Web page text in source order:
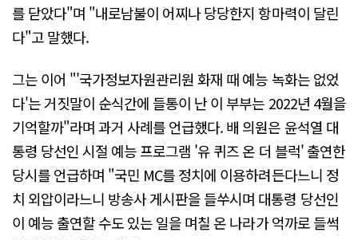
를 닫았다"며 "내로남불이 어찌나 당당한지 항마력이 달린
다"고 말했다.
그는 이어 "'국가정보자원관리원 화재 때 예능 녹화는 없었
다'는 거짓말이 순식간에 들통이 난 이 부부는 2022년 4월을
기억할까"라며 과거 사례를 언급했다. 배 의원은 윤석열 대
통령 당선인 시절 예능 프로그램 '유 퀴즈 온 더 블럭' 출연한
당시를 언급하며 "국민 MC를 정치에 이용하려든다느니 정
치 외압이라느니 방송사 게시판을 들쑤시며 대통령 당선인
이 예능 출연할 수도 있는 일을 며칠 온 나라가 억까로 들썩